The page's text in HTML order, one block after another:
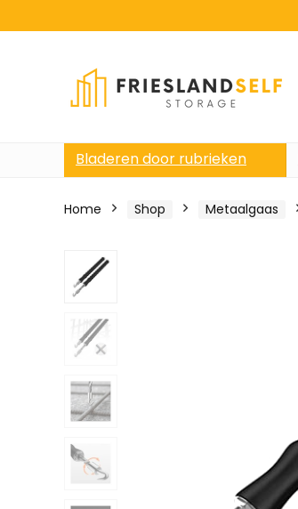
Bladeren door rubrieken
Home Shop Metaalgaas